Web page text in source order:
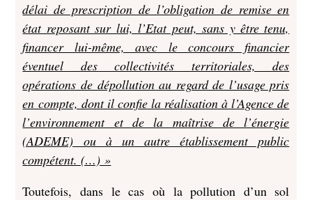
délai de prescription de l’obligation de remise en
état reposant sur lui, l’Etat peut, sans y être tenu,
financer lui-même, avec le concours financier
éventuel des collectivités territoriales, des
opérations de dépollution au regard de l’usage pris
en compte, dont il confie la réalisation à l’Agence de
l’environnement et de la maîtrise de l’énergie
(ADEME) ou à un autre établissement public
compétent. (…) »
Toutefois, dans le cas où la pollution d’un sol